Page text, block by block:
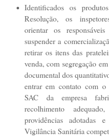
Identificados os
Resolução, os
orientar os
suspender a
retirar os itens das
venda, com segregação
documental dos
entrar em contato com o
SAC da empresa
recolhimento
providências adotadas
Vigilância Sanitária